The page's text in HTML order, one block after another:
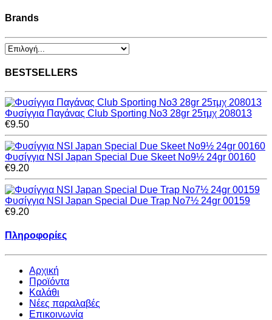
Brands
BESTSELLERS
Φυσίγγια Παγάνας Club Sporting Νο3 28gr 25τμχ 208013
€9.50
Φυσίγγια NSI Japan Special Due Skeet Νο9½ 24gr 00160
€9.20
Φυσίγγια NSI Japan Special Due Trap Νο7½ 24gr 00159
€9.20
Πληροφορίες
Αρχική
Προϊόντα
Καλάθι
Νέες παραλαβές
Επικοινωνία